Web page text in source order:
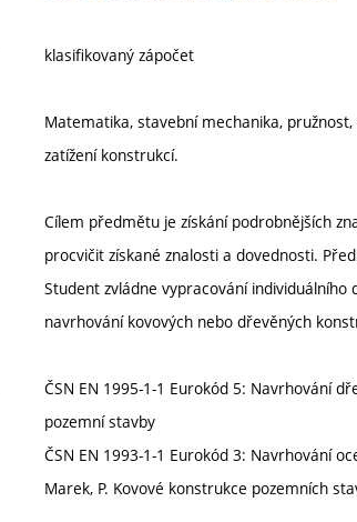
klasifikovaný zápočet
Matematika, stavební mechanika,
zatížení konstrukcí.
Cílem předmětu je získání podrobnějších
procvičit získané znalosti a dovednosti.
Student zvládne vypracování
navrhování kovových nebo dřevěných
ČSN EN 1995-1-1 Eurokód 5: Navrhování
pozemní stavby
ČSN EN 1993-1-1 Eurokód 3: Navrhování
Marek, P. Kovové konstrukce pozemních